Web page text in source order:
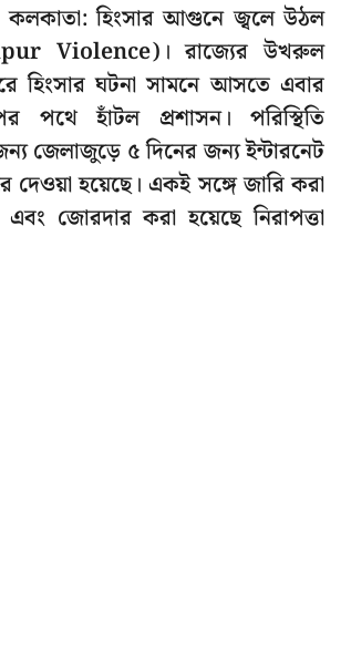
কলকাতা: হিংসার আগুনে জ্বলে উঠল
Violence)। রাজ্যের উখরুল
হিংসার ঘটনা সামনে আসতে এবার
পথে হাঁটল প্রশাসন। পরিস্থিতি
জন্য জেলাজুড়ে ৫ দিনের জন্য ইন্টারনেট
দেওয়া হয়েছে। একই সঙ্গে জারি করা
জোরদার করা হয়েছে নিরাপত্তা